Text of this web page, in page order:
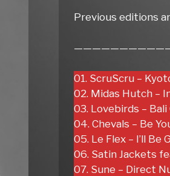
Previous editions
01. ScruScru –
02. Midas Hutch –
03. Lovebirds – Bali
04. Chevals – Be
05. Le Flex – I’ll Be
06. Satin Jackets
07. Sune – Direct